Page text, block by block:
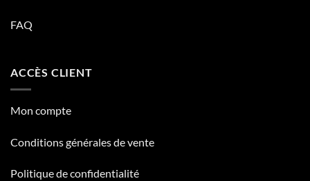
FAQ
ACCÈS CLIENT
Mon compte
Conditions générales de vente
Politique de confidentialité